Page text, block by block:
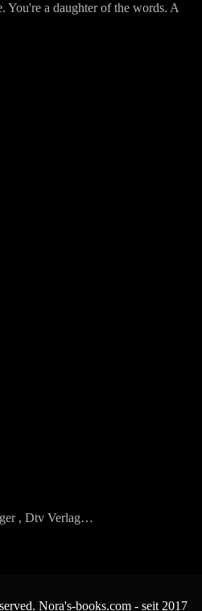
You're a daughter of the words. A
, Dtv Verlag…
Nora's-books.com - seit 2017